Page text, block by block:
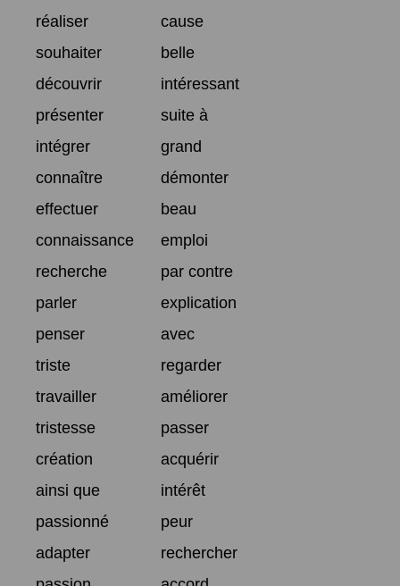
réaliser
cause
souhaiter
belle
découvrir
intéressant
présenter
suite à
intégrer
grand
connaître
démonter
effectuer
beau
connaissance
emploi
recherche
par contre
parler
explication
penser
avec
triste
regarder
travailler
améliorer
tristesse
passer
création
acquérir
ainsi que
intérêt
passionné
peur
adapter
rechercher